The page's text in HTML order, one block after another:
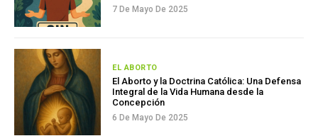
7 De Mayo De 2025
EL ABORTO
El Aborto y la Doctrina Católica: Una Defensa
Integral de la Vida Humana desde la
Concepción
6 De Mayo De 2025